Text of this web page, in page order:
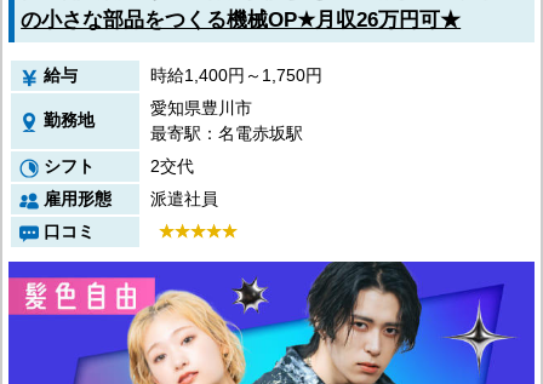
の小さな部品をつくる機械OP★月収26万円可★
給与 時給1,400円～1,750円
勤務地
愛知県豊川市
最寄駅：名電赤坂駅
シフト
2交代
雇用形態
派遣社員
口コミ